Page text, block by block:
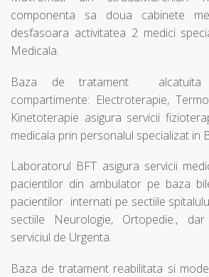
componenta sa doua cabinete
desfasoara activitatea 2 medici
Medicala.
Baza de tratament alcatuita
compartimente: Electroterapie,
Kinetoterapie asigura servicii
medicala prin personalul specializat in
Laboratorul BFT asigura servicii
pacientilor din ambulator pe baza
pacientilor internati pe sectiile
sectiile Neurologie, Ortopedie.,
serviciul de Urgenta.
Baza de tratament reabilitata si